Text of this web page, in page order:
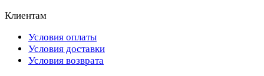
Клиентам
Условия оплаты
Условия доставки
Условия возврата